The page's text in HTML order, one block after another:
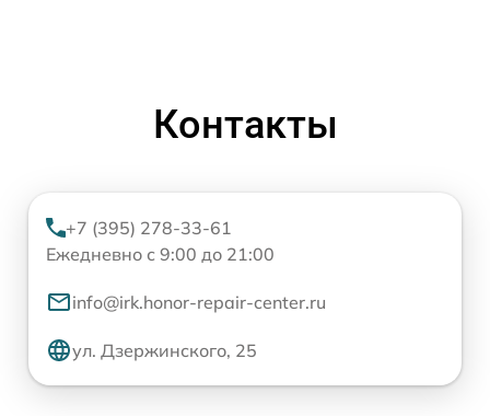
Контакты
+7 (395) 278-33-61
Ежедневно с 9:00 до 21:00
info@irk.honor-repair-center.ru
ул. Дзержинского, 25